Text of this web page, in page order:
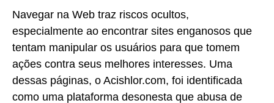
Navegar na Web traz riscos ocultos,
especialmente ao encontrar sites enganosos que
tentam manipular os usuários para que tomem
ações contra seus melhores interesses. Uma
dessas páginas, o Acishlor.com, foi identificada
como uma plataforma desonesta que abusa de